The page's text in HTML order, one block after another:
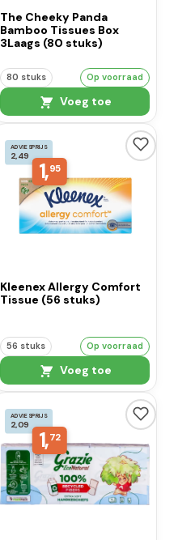
The Cheeky Panda
Bamboo Tissues Box
3Laags (80 stuks)
80 stuks Op voorraad
Voeg toe
ADVIESPRIJS
2,49
1,95
Kleenex Allergy Comfort
Tissue (56 stuks)
56 stuks Op voorraad
Voeg toe
ADVIESPRIJS
2,09
1,72